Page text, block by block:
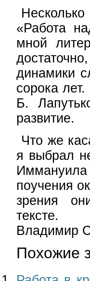
«Работа
мной
динамики
сорока
Б.
развитие.
Что же
я выбрал
Иммануила
поучения
зрения
тексте.
Владимир
Похожие